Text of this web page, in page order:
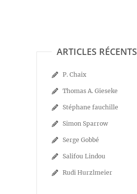
ARTICLES RÉCENTS
P. Chaix
Thomas A. Gieseke
Stéphane fauchille
Simon Sparrow
Serge Gobbé
Salifou Lindou
Rudi Hurzlmeier